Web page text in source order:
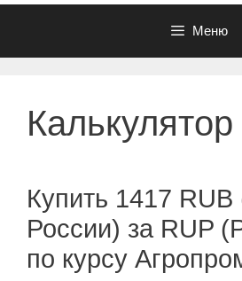
Меню
Купить 1417
России) за RUP
по курсу